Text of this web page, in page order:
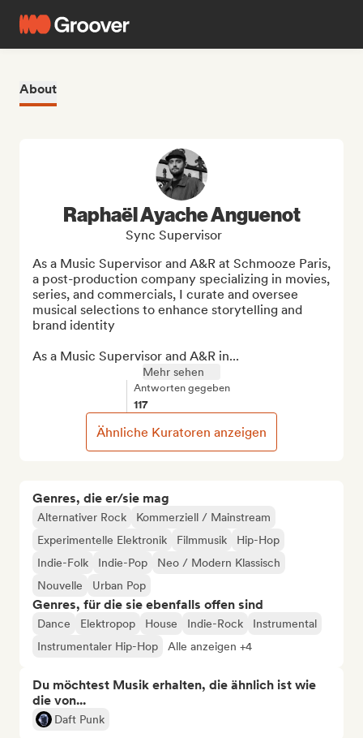
About
Genres, die er/sie mag
Alternativer Rock
Kommerziell / Mainstream
Experimentelle Elektronik
Filmmusik
Hip-Hop
Indie-Folk
Indie-Pop
Neo / Modern Klassisch
Nouvelle
Urban Pop
Genres, für die sie ebenfalls offen sind
Dance Elektropop House Indie-Rock
Instrumental
Instrumentaler Hip-Hop
Alle anzeigen +4
Du möchtest Musik erhalten, die ähnlich ist wie
die von...
Daft Punk
Raphaël Ayache Anguenot
Sync Supervisor
As a Music Supervisor and A&R at Schmooze Paris,
a post-production company specializing in movies,
series, and commercials, I curate and oversee
musical selections to enhance storytelling and
brand identity
As a Music Supervisor and A&R in...
Mehr sehen
Antworten gegeben
117
Ähnliche Kuratoren anzeigen